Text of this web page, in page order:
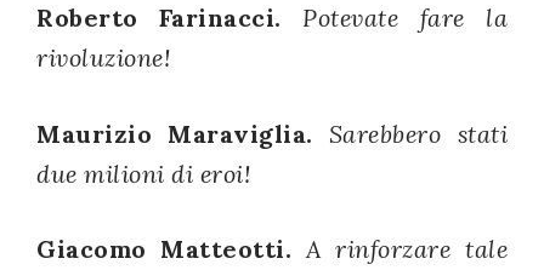
Roberto Farinacci.
Potevate fare la
rivoluzione!
Maurizio Maraviglia. Sarebbero stati
due milioni di eroi!
Giacomo Matteotti. A rinforzare tale